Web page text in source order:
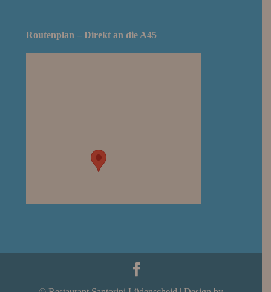
Routenplan – Direkt an die A45